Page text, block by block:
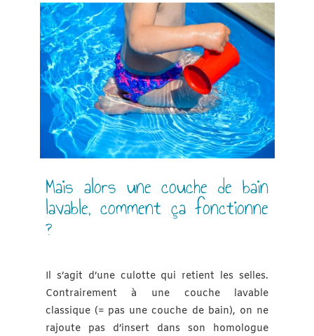
Mais alors une couche de bain
lavable, comment ça fonctionne
?
Il s’agit d’une culotte qui retient les selles.
Contrairement à une couche lavable
classique (= pas une couche de bain), on ne
rajoute pas d’insert dans son homologue